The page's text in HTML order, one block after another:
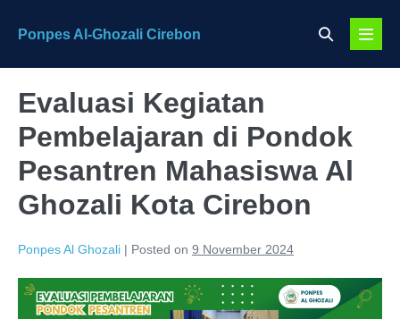
Ponpes Al-Ghozali Cirebon
Search
Menu
Evaluasi Kegiatan
Pembelajaran di Pondok
Pesantren Mahasiswa Al
Ghozali Kota Cirebon
Ponpes Al Ghozali | Posted on 9 November 2024